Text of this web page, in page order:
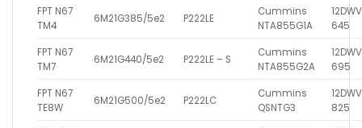
FPT N67
TM4
6M21G385/5e2 P222LE
Cummins
NTA855G1A
645
FPT N67
TM7
6M21G440/5e2 P222LE – S
Cummins
NTA855G2A
695
FPT N67
TE8W
6M21G500/5e2 P222LC
Cummins
QSNTG3
825